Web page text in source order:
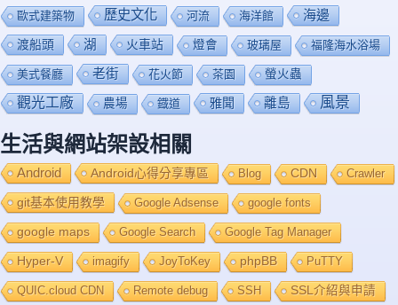
歐式建築物 歷史文化 河流 海洋館 海邊
渡船頭 湖 火車站 燈會 玻璃屋 福隆海水浴場
美式餐廳 老街 花火節 茶園 螢火蟲
觀光工廠 農場 鐡道 雅聞 離島 風景
生活與網站架設相關
Android Android心得分享專區 Blog CDN Crawler
git基本使用教學 Google Adsense google fonts
google maps Google Search Google Tag Manager
Hyper-V imagify JoyToKey phpBB PuTTY
QUIC.cloud CDN Remote debug SSH SSL介紹與申請